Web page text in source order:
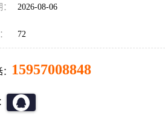
2026-08-06
72
15957008848